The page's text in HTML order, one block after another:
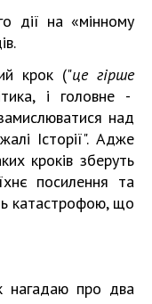
дії на «мінному
крок ("це гірше
і головне -
над
Історії". Адже
кроків зберуть
посилення та
катастрофою, що
нагадаю про два